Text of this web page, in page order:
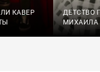
КАВЕР
ДЕТСТВО
МИХАИЛА